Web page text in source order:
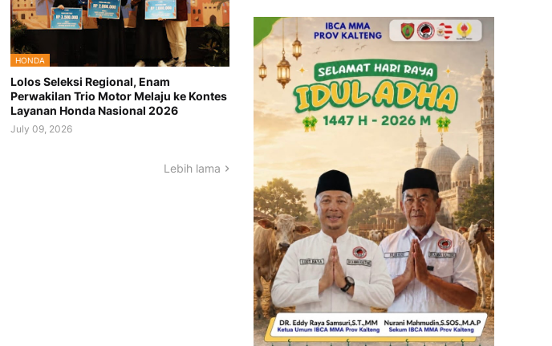
HONDA
Lolos Seleksi Regional, Enam
Perwakilan Trio Motor Melaju ke Kontes
Layanan Honda Nasional 2026
July 09, 2026
Lebih lama